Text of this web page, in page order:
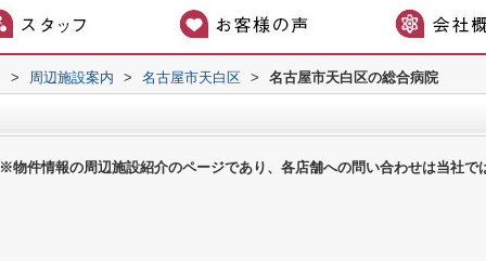
> 周辺施設案内 > 名古屋市天白区 > 名古屋市天白区の総合病院
※物件情報の周辺施設紹介のページであり、各店舗への問い合わせは当社で